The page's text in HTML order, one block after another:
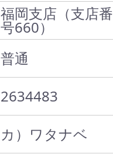
福岡支店（支店番
号660）
普通
2634483
カ）ワタナベ